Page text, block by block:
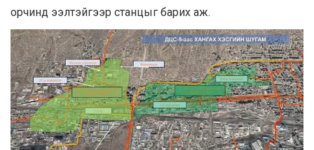
орчинд ээлтэйгээр станцыг барих аж.